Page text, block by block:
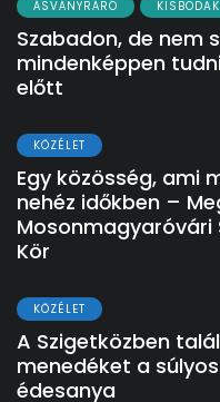
ÁSVÁNYRÁRÓ KISBODAK
Szabadon, de nem
mindenképpen
előtt
KÖZÉLET
Egy közösség, ami
nehéz időkben –
Kör
KÖZÉLET
A Szigetközben
menedéket a
édesanya